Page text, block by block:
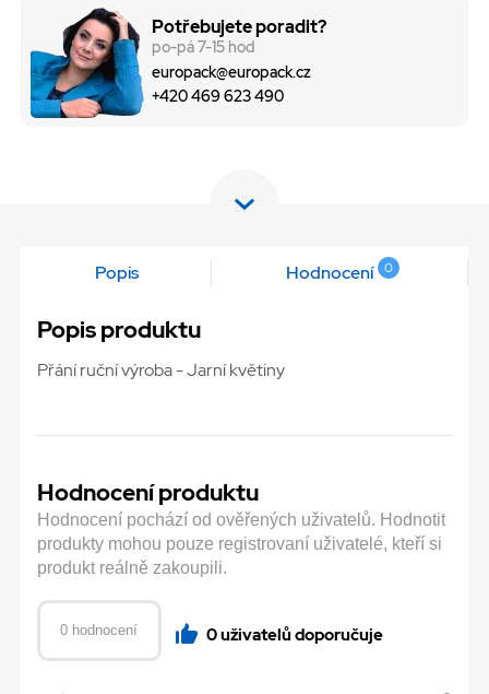
Potřebujete poradit?
po-pá 7-15 hod
europack@europack.cz
+420 469 623 490
Popis Hodnocení 0
Popis produktu
Přání ruční výroba - Jarní květiny
Hodnocení produktu
Hodnocení pochází od ověřených uživatelů. Hodnotit
produkty mohou pouze registrovaní uživatelé, kteří si
produkt reálně zakoupili.
0 hodnocení 0 uživatelů doporučuje